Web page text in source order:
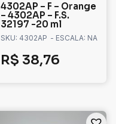
4302AP – F – Orange
– 4302AP – F.S.
32197 -20 ml
SKU: 4302AP - ESCALA: NA
R$ 38,76